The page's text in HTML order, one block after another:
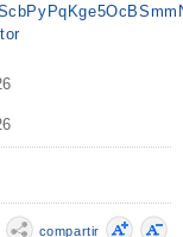
compartir